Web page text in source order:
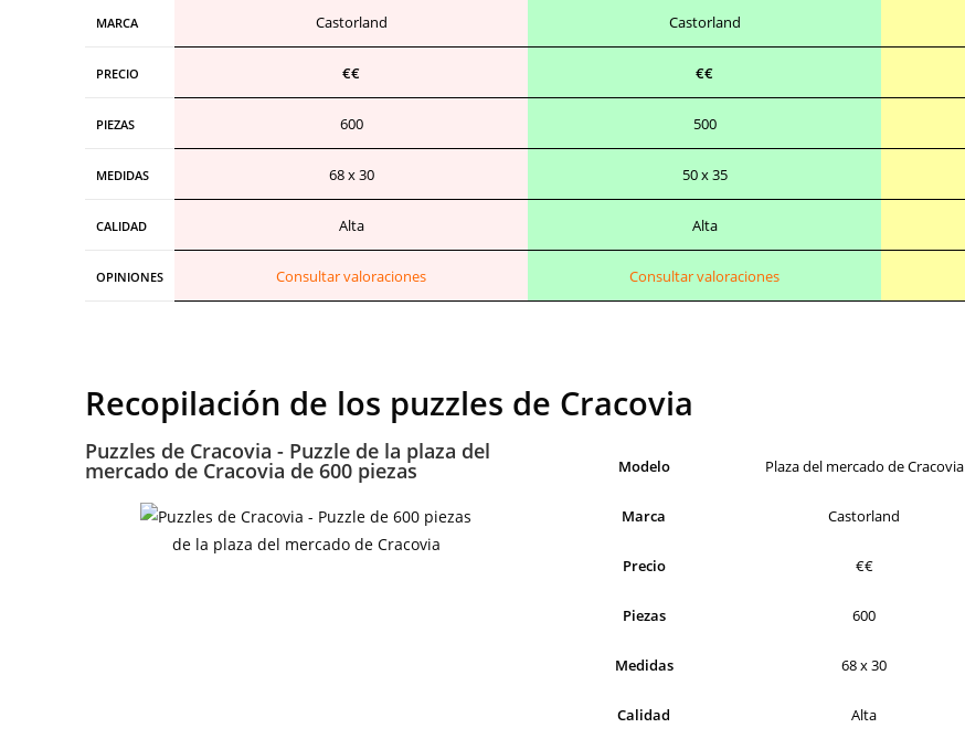
MARCA Castorland Castorland
PRECIO €€ €€
PIEZAS 600 500
MEDIDAS 68 x 30 50 x 35
CALIDAD Alta Alta
OPINIONES Consultar valoraciones Consultar valoraciones
Recopilación de los puzzles de Cracovia
Puzzles de Cracovia - Puzzle de la plaza del
mercado de Cracovia de 600 piezas Modelo Plaza del mercado de Cracovia
Marca Castorland
Precio €€
Piezas 600
Medidas 68 x 30
Calidad Alta